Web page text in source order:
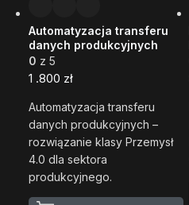
Automatyzacja transferu
danych produkcyjnych
0 z 5
1 .800 zł
Automatyzacja transferu
danych produkcyjnych –
rozwiązanie klasy Przemysł
4.0 dla sektora
produkcyjnego.